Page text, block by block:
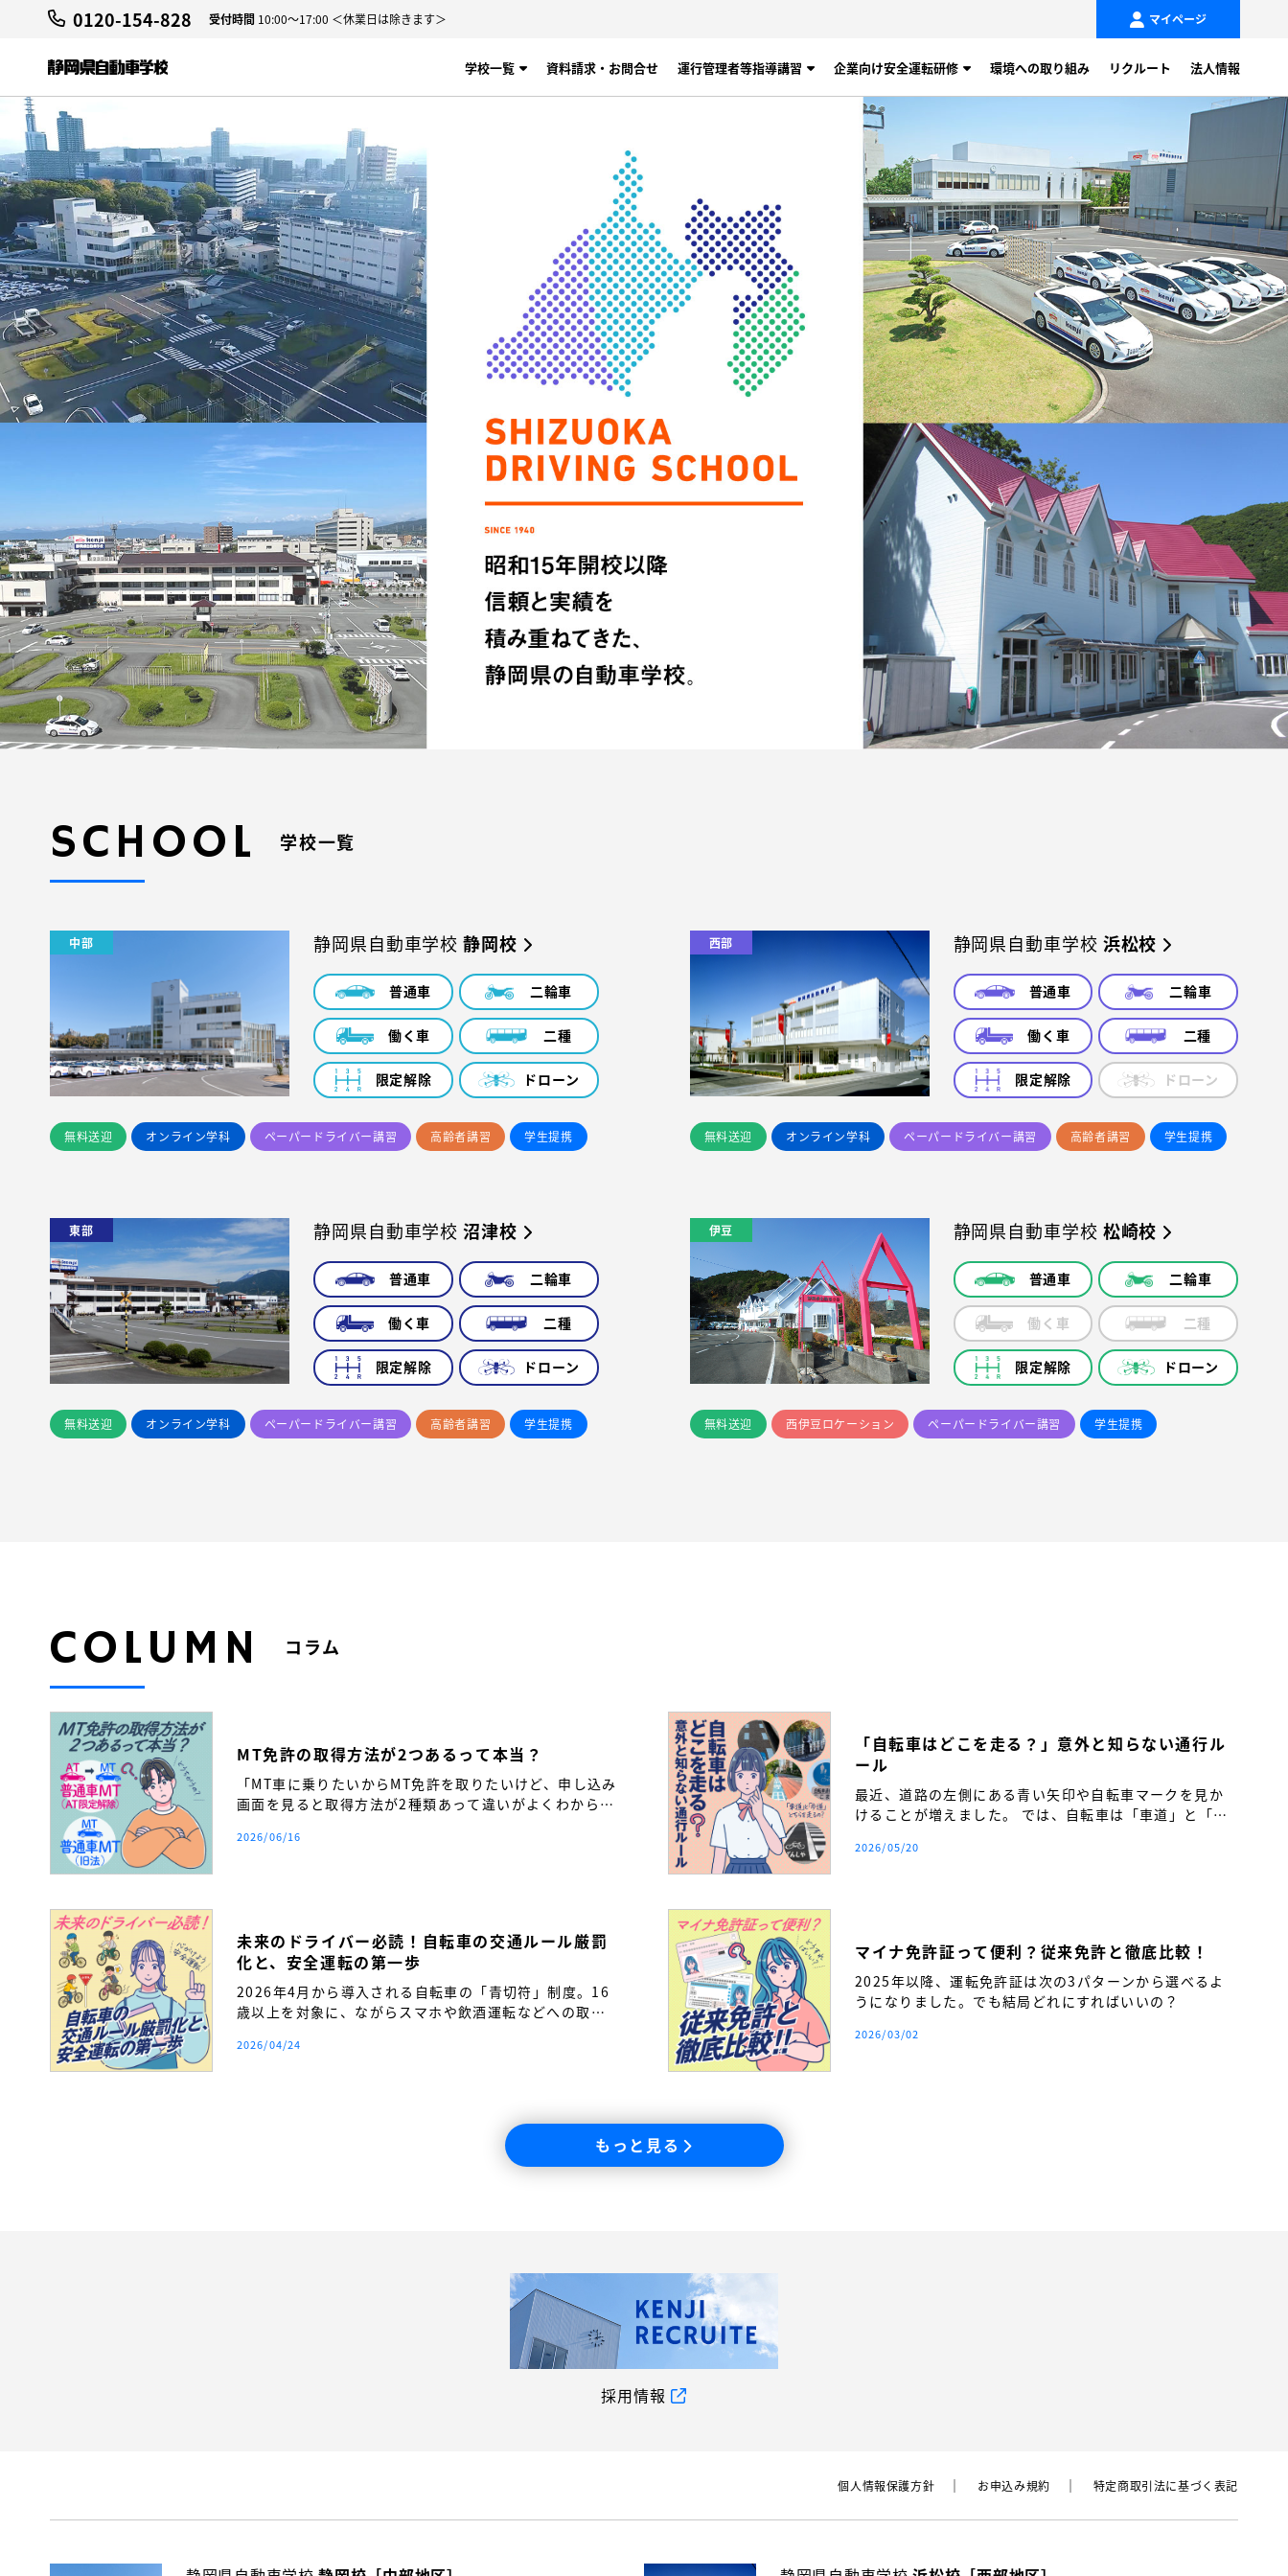
0120-154-828 受付時間 10:00～17:00 ＜休業日は除きます＞ マイページ
学校一覧 資料請求・お問合せ 運行管理者等指導講習 企業向け安全運転研修 環境への取り組み リクルート 法人情報
SCHOOL 学校一覧
中部 静岡県自動車学校静岡校
普通車 二輪車
働く車 二種
限定解除 ドローン
無料送迎 オンライン学科 ペーパードライバー講習 高齢者講習 学生提携
西部 静岡県自動車学校 浜松校
普通車 二輪車
働く車 二種
限定解除 ドローン
無料送迎 オンライン学科 ペーパードライバー講習 高齢者講習 学生提携
東部 静岡県自動車学校沼津校
普通車 二輪車
働く車 二種
限定解除 ドローン
無料送迎 オンライン学科 ペーパードライバー講習 高齢者講習 学生提携
伊豆 静岡県自動車学校 松崎校
普通車 二輪車
働く車 二種
限定解除 ドローン
無料送迎 西伊豆ロケーション ペーパードライバー講習 学生提携
COLUMN コラム
MT免許の取得方法が2つあるって本当？
「MT車に乗りたいからMT免許を取りたいけど、申し込み
画面を見ると取得方法が2種類あって違いがよくわからな
か。
2026/06/16
「自転車はどこを走る？」意外と知らない通行ル
ール
最近、道路の左側にある青い矢印や自転車マークを見か
けることが増えました。 では、自転車は「車道」と「歩
2026/05/20
未来のドライバー必読！自転車の交通ルール厳罰
化と、安全運転の第一歩
2026年4月から導入される自転車の「青切符」制度。16
歳以上を対象に、ながらスマホや飲酒運転などへの取り
覚を持ち、将来の安全運転へと繋げるために――。免許取
2026/04/24
マイナ免許証って便利？従来免許と徹底比較！
2025年以降、運転免許証は次の3パターンから選べるよ
うになりました。でも結局どれにすればいいの？
2026/03/02
もっと見る
採用情報
個⼈情報保護⽅針 お申込み規約 特定商取引法に基づく表記